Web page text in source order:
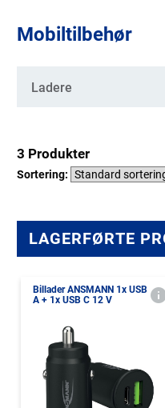
Mobiltilbehør
Kategorier
Ladere
3 Produkter
Sortering:
LAGERFØRTE
Billader ANSMANN 1x USB
A + 1x USB C 12 V